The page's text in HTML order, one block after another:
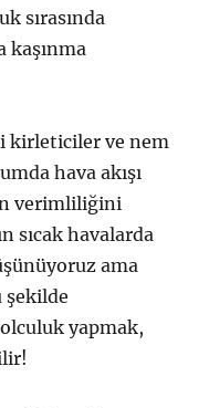
sırasında
kaşınma
kirleticiler ve nem
hava akışı
verimliliğini
sıcak havalarda
ama
şekilde
yapmak,